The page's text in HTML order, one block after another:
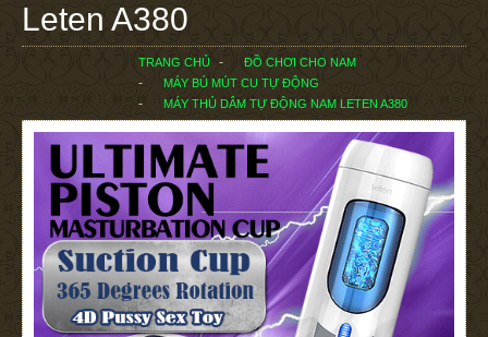
Leten A380
TRANG CHỦ
ĐỒ CHƠI CHO NAM
MÁY BÚ MÚT CU TỰ ĐỘNG
MÁY THỦ DÂM TỰ ĐỘNG NAM LETEN A380